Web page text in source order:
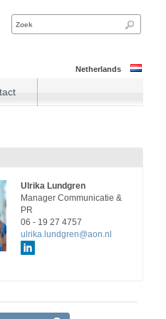
Netherlands
Ulrika Lundgren
Manager Communicatie &
PR
06 - 19 27 4757
ulrika.lundgren@aon.nl